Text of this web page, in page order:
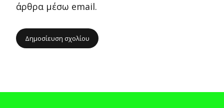
άρθρα μέσω email.